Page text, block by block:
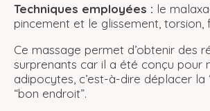
Techniques employées : le
pincement et le glissement, torsion,
Ce massage permet d’obtenir des
surprenants car il a été conçu pour
adipocytes, c’est-à-dire déplacer la
“bon endroit”.